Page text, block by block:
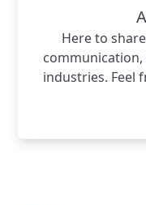
Here to
industries. Feel